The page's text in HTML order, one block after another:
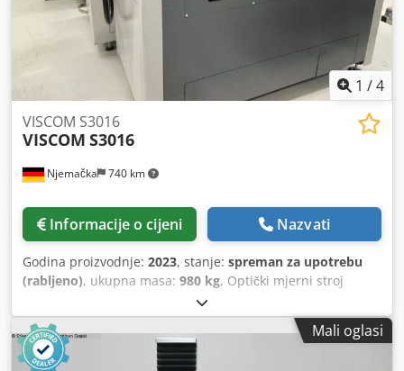
1 /4
Njemačka 740 km
VISCOM S3016
VISCOM S3016
Informacije o cijeni Nazvati
Godina proizvodnje: 2023, stanje: spreman za upotrebu
(rabljeno), ukupna masa: 980 kg, Optički mjerni stroj
proizveden 2023. godine. Ovaj VISCOM S3016 ima
maksimalni kapacitet dimenzija PCB-a do 430 mm x 610
mm i uključuje neprekidno napajanje. Opremljen je s 4
ortogonalne kamere i nudi mogućnosti inspekcije visoke
Mali oglasi